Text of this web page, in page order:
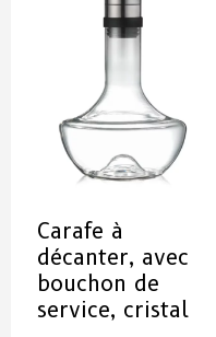
Carafe à
décanter, avec
bouchon de
service, cristal